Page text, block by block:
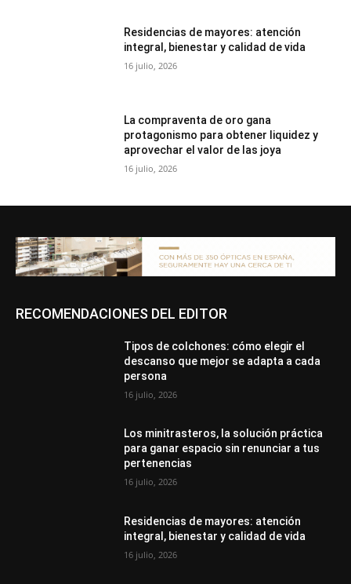
Residencias de mayores: atención
integral, bienestar y calidad de vida
16 julio, 2026
La compraventa de oro gana
protagonismo para obtener liquidez y
aprovechar el valor de las joya
16 julio, 2026
RECOMENDACIONES DEL EDITOR
Tipos de colchones: cómo elegir el
descanso que mejor se adapta a cada
persona
16 julio, 2026
Los minitrasteros, la solución práctica
para ganar espacio sin renunciar a tus
pertenencias
16 julio, 2026
Residencias de mayores: atención
integral, bienestar y calidad de vida
16 julio, 2026